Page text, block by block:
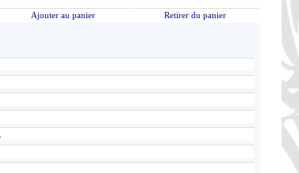
Ajouter au panier Retirer du panier